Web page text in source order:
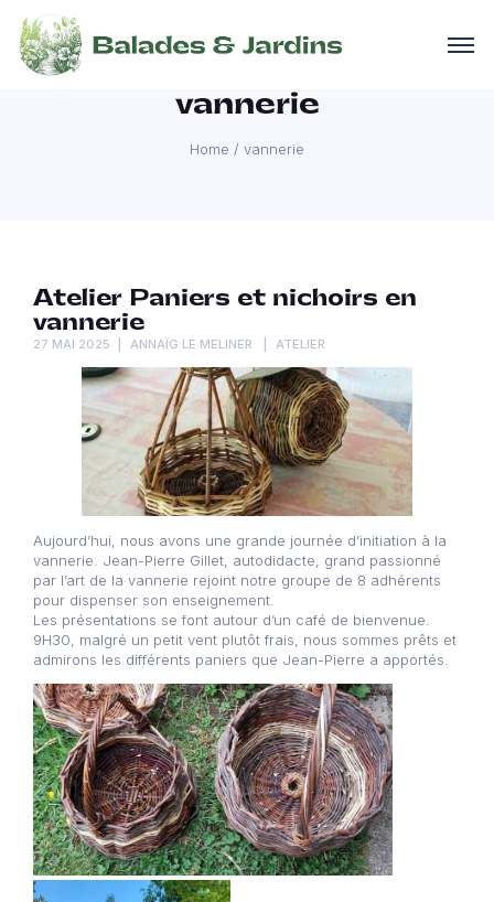
vannerie
Home / vannerie
Atelier Paniers et nichoirs en
vannerie
27 MAI 2025 ANNAÏG LE MELINER ATELIER
Aujourd’hui, nous avons une grande journée d’initiation à la
vannerie. Jean-Pierre Gillet, autodidacte, grand passionné
par l’art de la vannerie rejoint notre groupe de 8 adhérents
pour dispenser son enseignement.
Les présentations se font autour d’un café de bienvenue.
9H30, malgré un petit vent plutôt frais, nous sommes prêts et
admirons les différents paniers que Jean-Pierre a apportés.